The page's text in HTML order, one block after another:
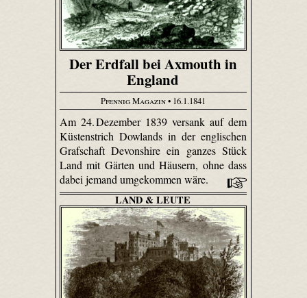
Der Erdfall bei Axmouth in
England
Pfennig Magazin• 16.1.1841
Am 24. Dezember 1839 versank auf dem
Küstenstrich Dowlands in der englischen
Grafschaft Devonshire ein ganzes Stück
Land mit Gärten und Häusern, ohne dass
dabei jemand umgekommen wäre.
LAND & LEUTE